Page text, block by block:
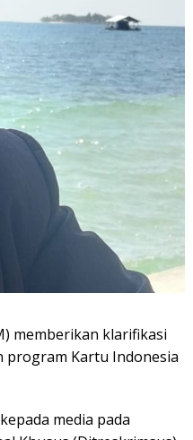
memberikan klarifikasi
program Kartu Indonesia
media pada